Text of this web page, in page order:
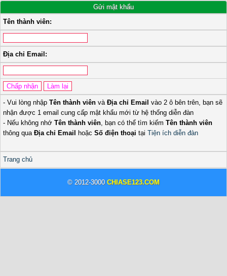
Gửi mật khẩu
Tên thành viên:
Địa chỉ Email:
- Vui lòng nhập Tên thành viên và Địa chỉ Email vào 2 ô bên trên, bạn sẽ
nhận được 1 email cung cấp mật khẩu mới từ hệ thống diễn đàn
- Nếu không nhớ Tên thành viên, bạn có thể tìm kiếm Tên thành viên
thông qua Địa chỉ Email hoặc Số điện thoại tại Tiện ích diễn đàn
Trang chủ
© 2012-3000 CHIASE123.COM